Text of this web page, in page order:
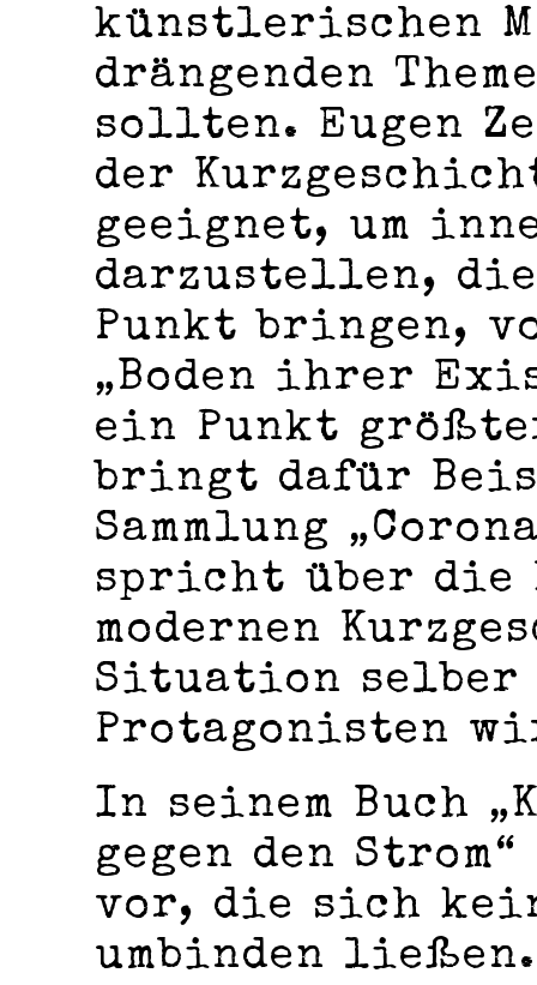
künstlerischen
drängenden
sollten. Eugen
der
geeignet, um
darzustellen,
Punkt bringen,
„Boden ihrer
ein Punkt
bringt dafür
Sammlung
spricht über die
modernen
Situation selber
Protagonisten
In seinem Buch
gegen den
vor, die sich
umbinden